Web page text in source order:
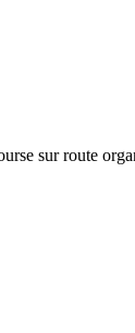
sur route